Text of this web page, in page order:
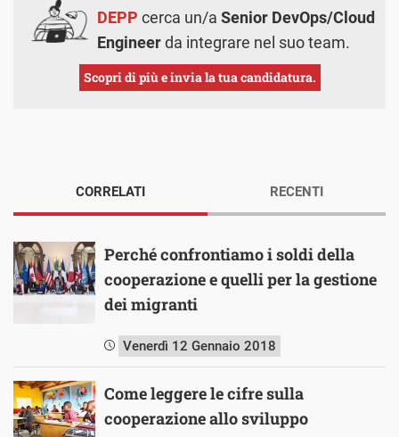
DEPP cerca un/a Senior DevOps/Cloud
Engineerda integrare nel suo team.
Scopri di più e invia la tua candidatura.
CORRELATI
Perché confrontiamo i soldi della
cooperazione e quelli per la gestione
dei migranti
Venerdì 12 Gennaio 2018
Come leggere le cifre sulla
cooperazione allo sviluppo
RECENTI